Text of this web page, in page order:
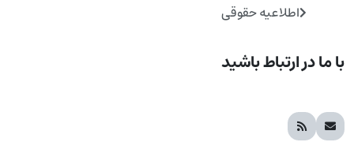
اطلاعیه حقوقی
با ما در ارتباط باشید